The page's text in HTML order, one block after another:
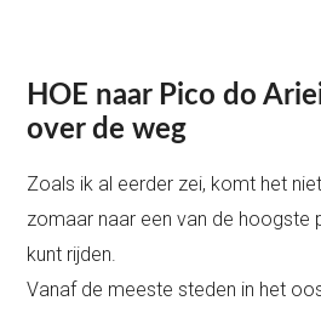
HOE naar Pico do
over de weg
Zoals ik al eerder zei, komt het
zomaar naar een van de hoogste
kunt rijden.
Vanaf de meeste steden in het